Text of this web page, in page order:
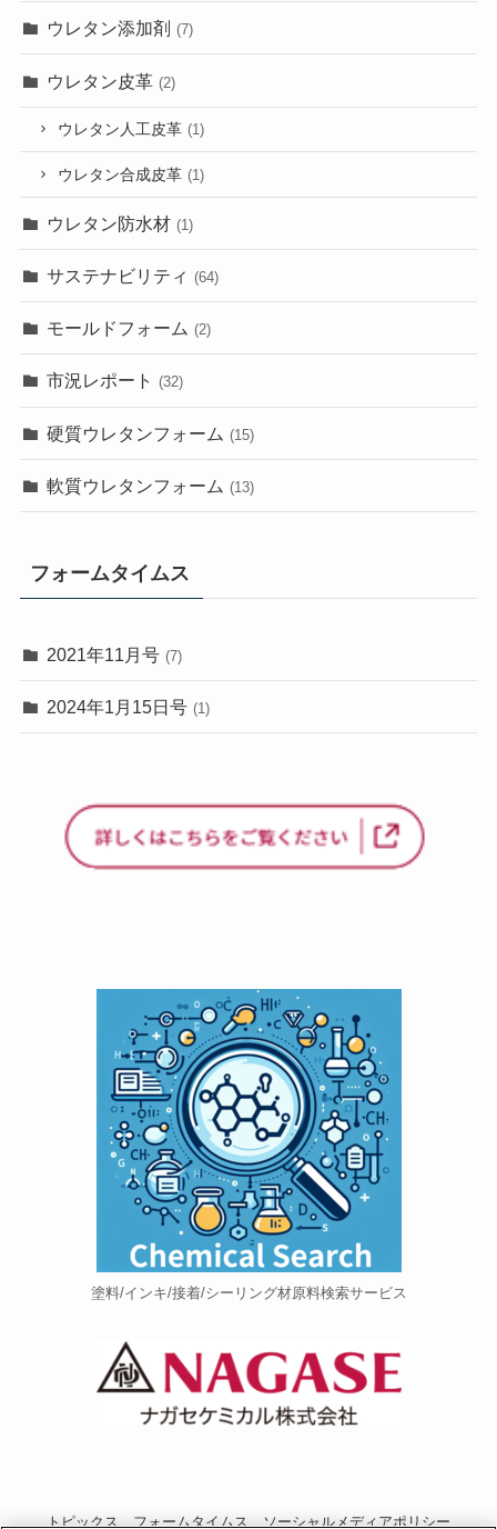
ウレタン添加剤 (7)
ウレタン皮革 (2)
ウレタン人工皮革 (1)
ウレタン合成皮革 (1)
ウレタン防水材 (1)
サステナビリティ (64)
モールドフォーム (2)
市況レポート (32)
硬質ウレタンフォーム (15)
軟質ウレタンフォーム (13)
フォームタイムス
2021年11月号 (7)
2024年1月15日号 (1)
塗料/インキ/接着/シーリング材原料検索サービス
トピックス フォームタイムス ソーシャルメディアポリシー